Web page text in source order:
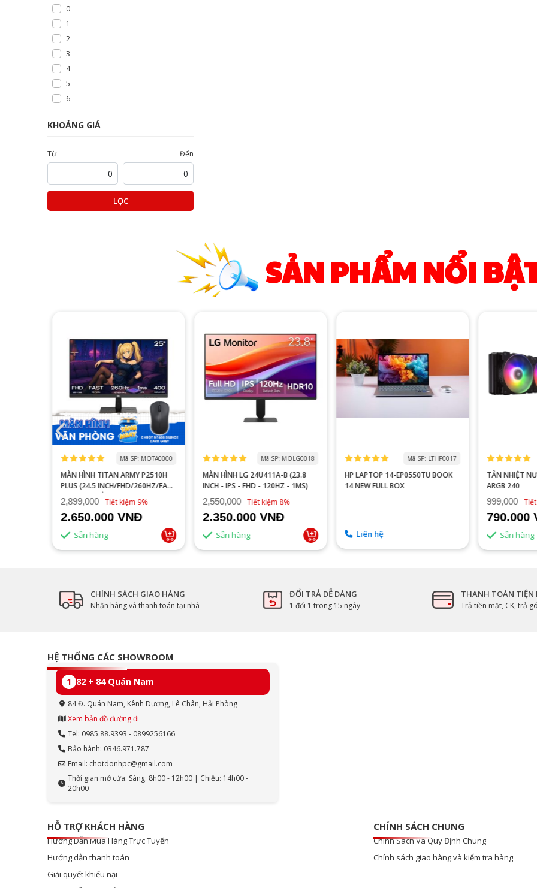
0
1
2
3
4
5
6
KHOẢNG GIÁ
Từ Đến
LỌC
SẢN PHẨM NỔI
Mã SP: MOTA0000
MÀN HÌNH TITAN ARMY P2510H
PLUS (24.5 INCH/FHD/260HZ/FAST
IPS/1MS/PHẲNG)
2,899,000 Tiết kiệm 9%
2.650.000 VNĐ
Sẵn hàng
Mã SP: MOLG0018
MÀN HÌNH LG 24U411A-B (23.8
INCH - IPS - FHD - 120HZ - 1MS)
2,550,000 Tiết kiệm 8%
2.350.000 VNĐ
Sẵn hàng
Mã SP: LTHP0017
HP LAPTOP 14-EP0550TU BOOK
14 NEW FULL BOX
Liên hệ
TẢN NHIỆT
ARGB 240
999,000
790.000
Sẵn hàng
CHÍNH SÁCH GIAO HÀNG
Nhận hàng và thanh toán tại nhà
ĐỔI TRẢ DỄ DÀNG
1 đổi 1 trong 15 ngày
THANH TOÁN TIỆN
Trả tiền mặt, CK, trả
HỆ THỐNG CÁC SHOWROOM
1 82 + 84 Quán Nam
84 Đ. Quán Nam, Kênh Dương, Lê Chân, Hải Phòng
Xem bản đồ đường đi
Tel: 0985.88.9393 - 0899256166
Bảo hành: 0346.971.787
Email: chotdonhpc@gmail.com
Thời gian mở cửa: Sáng: 8h00 - 12h00 | Chiều: 14h00 -
20h00
HỖ TRỢ KHÁCH HÀNG
Hướng Dẫn Mua Hàng Trực Tuyến
Hướng dẫn thanh toán
Giải quyết khiếu nại
CHÍNH SÁCH CHUNG
Chính Sách Và Quy Định Chung
Chính sách giao hàng và kiểm tra hàng